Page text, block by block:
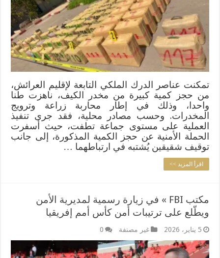
تمكنت عناصر الدرك الملكي التابعة لإقليم العرائش،
من حجز كمية كبيرة من مخدر الكيف، ناهزت طنا
واحدا، وذلك في إطار محاربة زراعة وترويج
المخدرات. وحسب مصادر محلية، فقد جرى تنفيذ
العملية على مستوى جماعة تطفت، حيث أسفرت
الحملة الأمنية عن حجز الكمية المذكورة، إلى جانب
توقيف شقيقين يُشتبه في ارتباطهما …
اقرأ المزيد >>
مكتب FBI » في زيارة رسمية لمديرية الأمن
ويطّلع على ترتيبات أمن كأس أمم إفريقيا
5 يناير، 2026 غير مصنفة 0